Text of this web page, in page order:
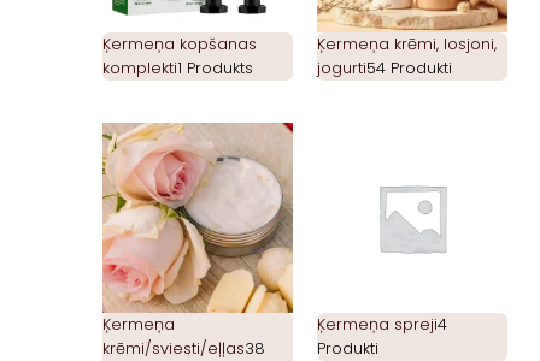
Ķermeņa kopšanas
komplekti1 Produkts
Ķermeņa krēmi, losjoni,
jogurti54 Produkti
Ķermeņa
krēmi/sviesti/eļļas38
Ķermeņa spreji4
Produkti